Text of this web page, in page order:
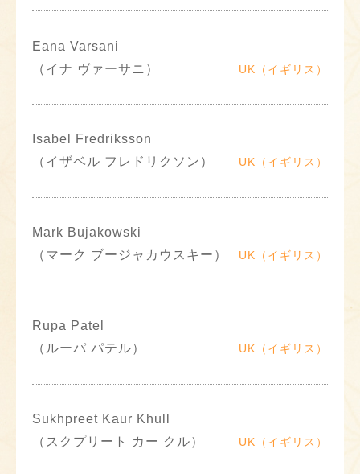
Eana Varsani
（イナ ヴァーサニ）
UK（イギリス）
Isabel Fredriksson
（イザベル フレドリクソン）
UK（イギリス）
Mark Bujakowski
（マーク ブージャカウスキー）
UK（イギリス）
Rupa Patel
（ルーパ パテル）
UK（イギリス）
Sukhpreet Kaur Khull
（スクプリート カー クル）
UK（イギリス）